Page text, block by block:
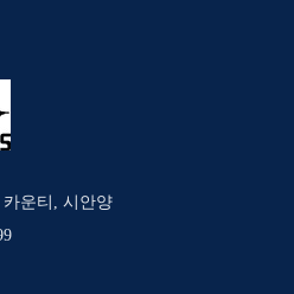
운티, 시안양